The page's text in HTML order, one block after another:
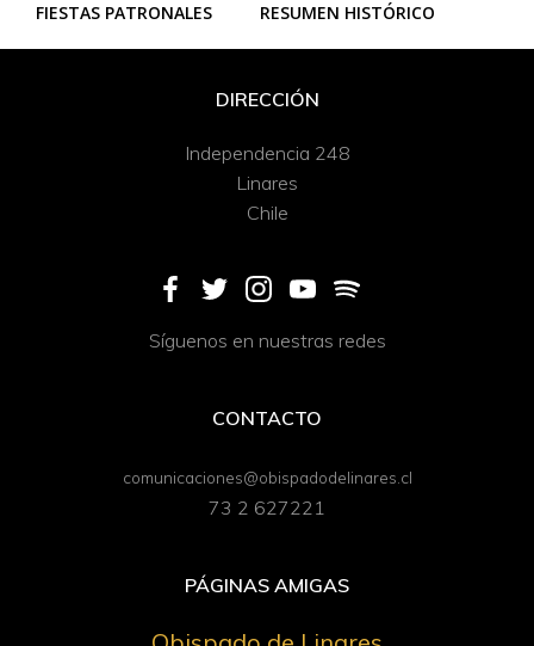
FIESTAS PATRONALES RESUMEN HISTÓRICO
DIRECCIÓN
Independencia 248
Linares
Chile
Síguenos en nuestras redes
CONTACTO
comunicaciones@obispadodelinares.cl
73 2 627221
PÁGINAS AMIGAS